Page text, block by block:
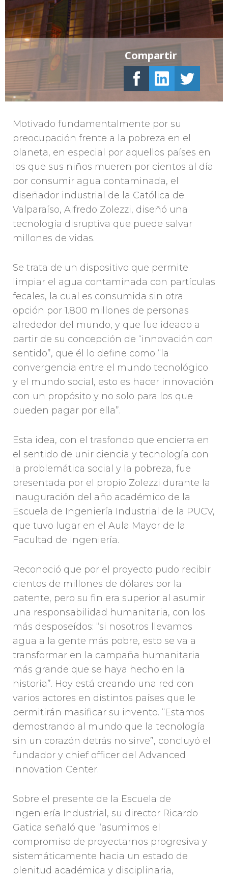
Motivado fundamentalmente por su
preocupación frente a la pobreza en el
planeta, en especial por aquellos países en
los que sus niños mueren por cientos al día
por consumir agua contaminada, el
diseñador industrial de la Católica de
Valparaíso, Alfredo Zolezzi, diseñó una
tecnología disruptiva que puede salvar
millones de vidas.
Se trata de un dispositivo que permite
limpiar el agua contaminada con partículas
fecales, la cual es consumida sin otra
opción por 1.800 millones de personas
alrededor del mundo, y que fue ideado a
partir de su concepción de “innovación con
sentido”, que él lo define como “la
convergencia entre el mundo tecnológico
y el mundo social, esto es hacer innovación
con un propósito y no solo para los que
pueden pagar por ella”.
Esta idea, con el trasfondo que encierra en
el sentido de unir ciencia y tecnología con
la problemática social y la pobreza, fue
presentada por el propio Zolezzi durante la
inauguración del año académico de la
Escuela de Ingeniería Industrial de la PUCV,
que tuvo lugar en el Aula Mayor de la
Facultad de Ingeniería.
Reconoció que por el proyecto pudo recibir
cientos de millones de dólares por la
patente, pero su fin era superior al asumir
una responsabilidad humanitaria, con los
más desposeídos: “si nosotros llevamos
agua a la gente más pobre, esto se va a
transformar en la campaña humanitaria
más grande que se haya hecho en la
historia”. Hoy está creando una red con
varios actores en distintos países que le
permitirán masificar su invento. “Estamos
demostrando al mundo que la tecnología
sin un corazón detrás no sirve”, concluyó el
fundador y chief officer del Advanced
Innovation Center.
Sobre el presente de la Escuela de
Ingeniería Industrial, su director Ricardo
Gatica señaló que “asumimos el
compromiso de proyectarnos progresiva y
sistemáticamente hacia un estado de
plenitud académica y disciplinaria,
Compartir